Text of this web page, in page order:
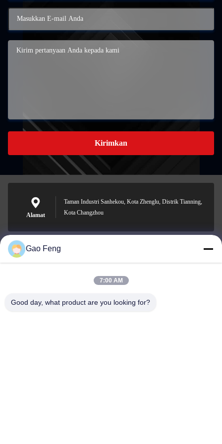
Kirimkan
Alamat
Taman Industri Sanhekou, Kota Zhenglu, Distrik Tianning,
Kota Changzhou
suli@sulidry.com
Gao Feng
7:00 AM
Good day, what product are you looking for?